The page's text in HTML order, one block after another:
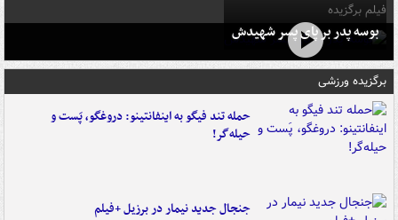
فیلم برگزیده
بوسه‌ پدر بر پای پسر شهیدش
برگزیده ورزشی
حمله تند فیگو به اینفانتینو: دروغگو، پَست‌ و
حیله‌گر!
جنجال جدید نیمار در برزیل +فیلم